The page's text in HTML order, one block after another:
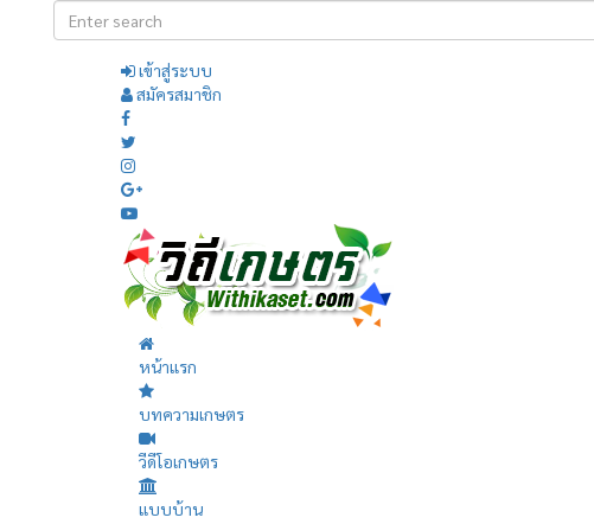
เข้าสู่ระบบ
สมัครสมาชิก
หน้าแรก
บทความเกษตร
วีดีโอเกษตร
แบบบ้าน